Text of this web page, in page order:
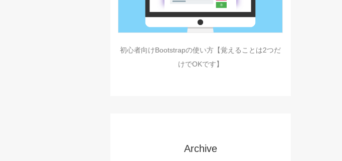
初心者向けBootstrapの使い方【覚えることは2つだ
けでOKです】
Archive